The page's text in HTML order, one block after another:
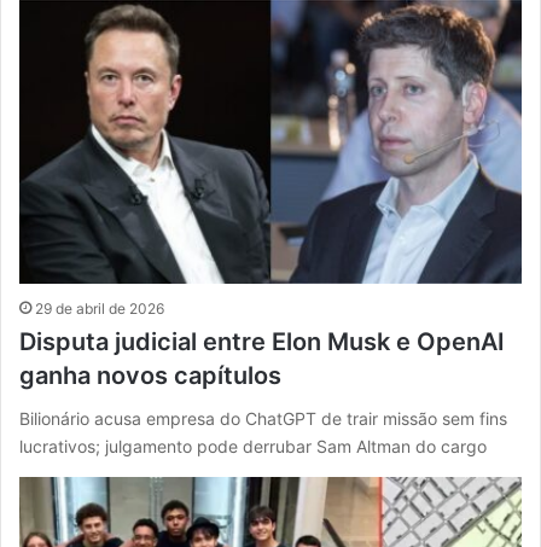
29 de abril de 2026
Disputa judicial entre Elon Musk e OpenAI
ganha novos capítulos
Bilionário acusa empresa do ChatGPT de trair missão sem fins
lucrativos; julgamento pode derrubar Sam Altman do cargo